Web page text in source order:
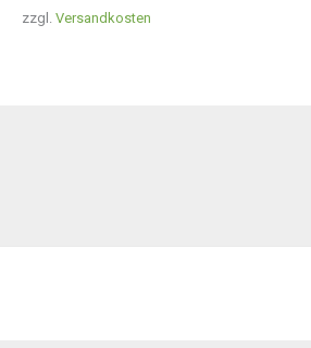
zzgl. Versandkosten